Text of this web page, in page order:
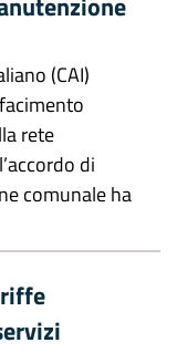
(CAI)
rete
di
comunale ha